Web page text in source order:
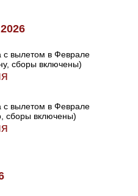
с вылетом в Феврале
сборы включены)
с вылетом в Феврале
сборы включены)